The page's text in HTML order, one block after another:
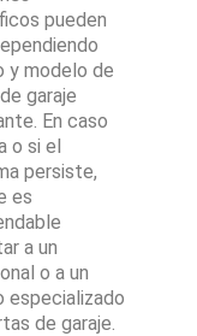
pueden
y modelo de
garaje
En caso
o si el
persiste,
es
a un
o a un
especializado
de garaje.